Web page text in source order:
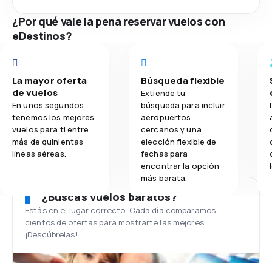
¿Por qué vale la pena reservar vuelos con
eDestinos?
La mayor oferta
de vuelos
En unos segundos
tenemos los mejores
vuelos para ti entre
más de quinientas
líneas aéreas.
Búsqueda flexible
Extiende tu
búsqueda para incluir
aeropuertos
cercanos y una
elección flexible de
fechas para
encontrar la opción
más barata.
¿Buscas vuelos baratos?
Estás en el lugar correcto. Cada día comparamos
cientos de ofertas para mostrarte las mejores.
¡Descúbrelas!